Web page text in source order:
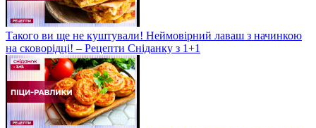
Такого ви ще не куштували! Неймовірний лаваш з начинкою
на сковорідці! – Рецепти Сніданку з 1+1